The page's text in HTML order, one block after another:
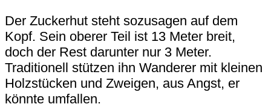
Der Zuckerhut steht sozusagen auf dem
Kopf. Sein oberer Teil ist 13 Meter breit,
doch der Rest darunter nur 3 Meter.
Traditionell stützen ihn Wanderer mit kleinen
Holzstücken und Zweigen, aus Angst, er
könnte umfallen.